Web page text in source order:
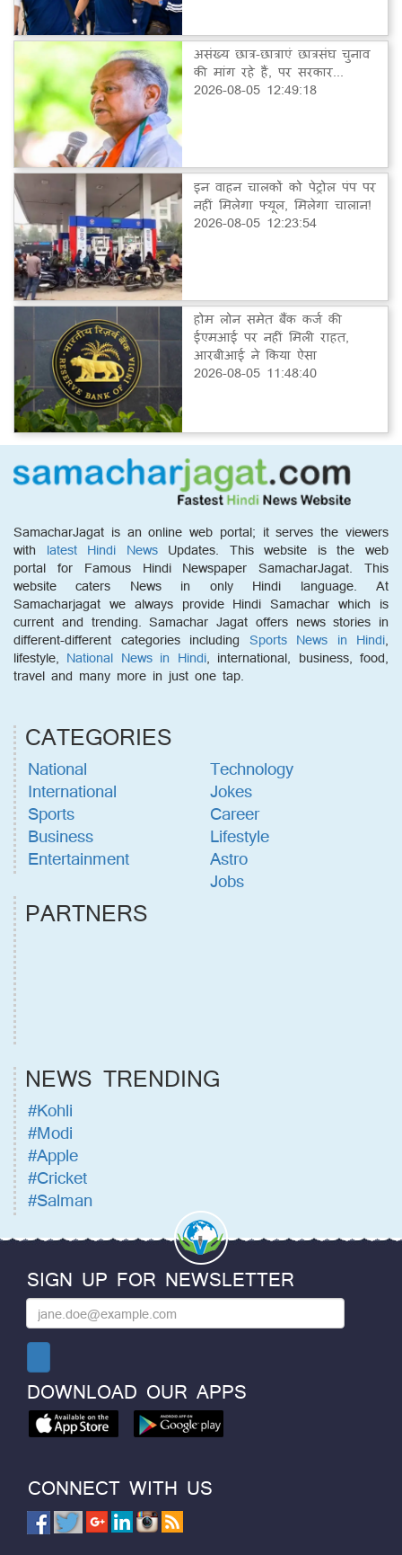
असंख्य छात्र-छात्राएं छात्रसंघ चुनाव
की मांग रहे हैं, पर सरकार...
2026-08-05 12:49:18
इन वाहन चालकों को पेट्रोल पंप पर
नहीं मिलेगा फ्यूल, मिलेगा चालान!
2026-08-05 12:23:54
होम लोन समेत बैंक कर्ज की
ईएमआई पर नहीं मिली राहत,
आरबीआई ने किया ऐसा
2026-08-05 11:48:40
SamacharJagat is an online web portal; it serves the viewers
with latest Hindi NewsUpdates. This website is the web
portal for Famous Hindi Newspaper SamacharJagat. This
website caters News in only Hindi language. At
Samacharjagat we always provide Hindi Samachar which is
current and trending. Samachar Jagat offers news stories in
different-different categories including Sports News in Hindi,
lifestyle, National News in Hindi, international, business, food,
travel and many more in just one tap.
CATEGORIES
National
International
Sports
Business
Entertainment
Technology
Jokes
Career
Lifestyle
Astro
Jobs
PARTNERS
NEWS TRENDING
#Kohli
#Modi
#Apple
#Cricket
#Salman
SIGN UP FOR NEWSLETTER
DOWNLOAD OUR APPS
CONNECT WITH US